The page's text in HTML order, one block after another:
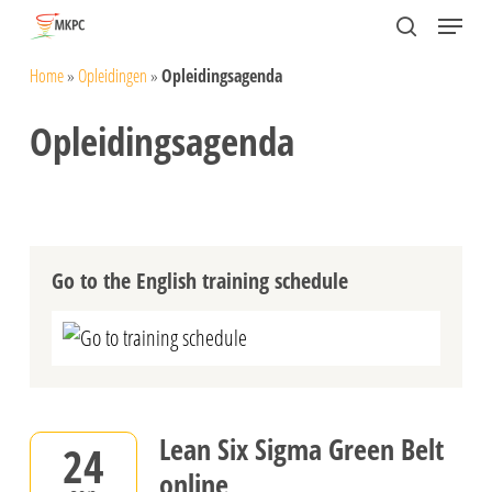
main
content
search
Menu
Home»Opleidingen»Opleidingsagenda
Opleidingsagenda
Go to the English training schedule
Go to training schedule
24
Lean Six Sigma Green Belt